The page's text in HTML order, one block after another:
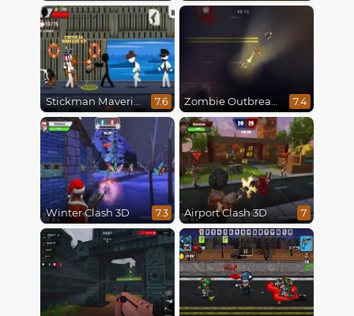
Stickman Maverick: Bad Boys Killer 7.6 Zombie Outbreak Arena 7.4
Winter Clash 3D 7.3 Airport Clash 3D 7